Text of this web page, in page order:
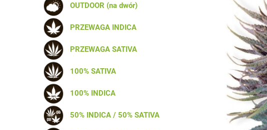
OUTDOOR (na dwór)
PRZEWAGA INDICA
PRZEWAGA SATIVA
100% SATIVA
100% INDICA
50% INDICA / 50% SATIVA